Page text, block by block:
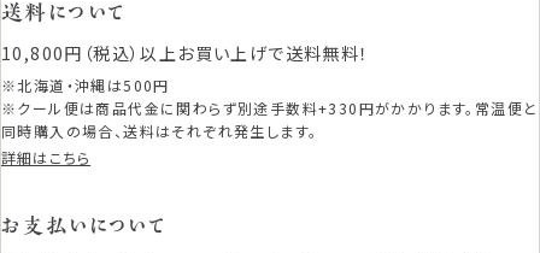
送料について
10,800円（税込）以上お買い上げで送料無料！
※北海道・沖縄は500円
※クール便は商品代金に関わらず別途手数料+330円がかかります。常温便と
同時購入の場合、送料はそれぞれ発生します。
詳細はこちら
お支払いについて